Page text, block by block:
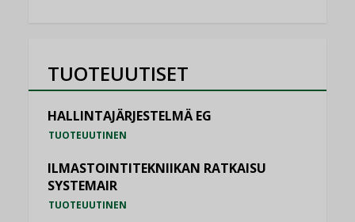
TUOTEUUTISET
HALLINTAJÄRJESTELMÄ EG
TUOTEUUTINEN
ILMASTOINTITEKNIIKAN RATKAISU
SYSTEMAIR
TUOTEUUTINEN